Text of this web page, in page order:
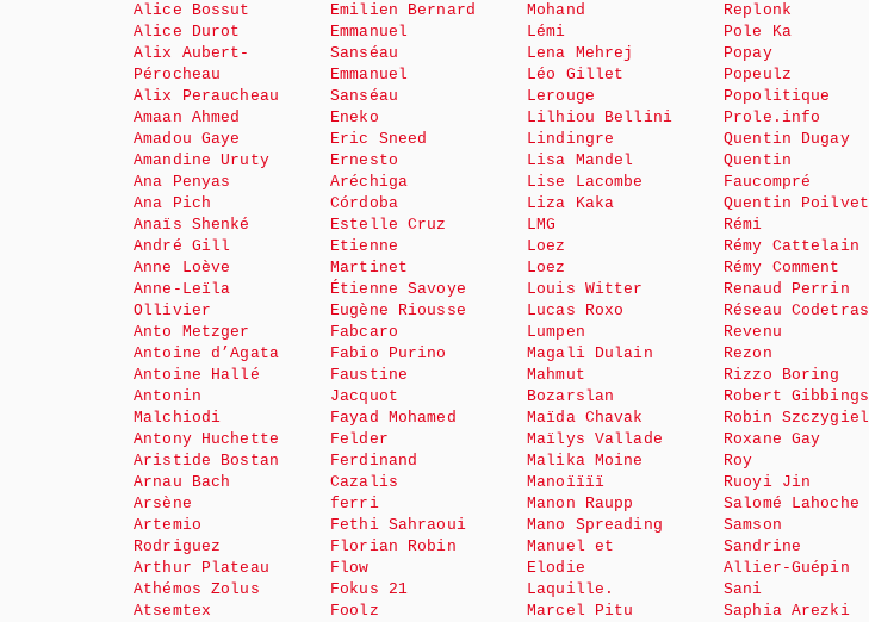
Alice Bossut
Alice Durot
Alix Aubert-
Pérocheau
Alix Peraucheau
Amaan Ahmed
Amadou Gaye
Amandine Uruty
Ana Penyas
Ana Pich
Anaïs Shenké
André Gill
Anne Loève
Anne-Leïla
Ollivier
Anto Metzger
Antoine d’Agata
Antoine Hallé
Antonin
Malchiodi
Antony Huchette
Aristide Bostan
Arnau Bach
Arsène
Artemio
Rodriguez
Arthur Plateau
Athémos Zolus
Atsemtex
Emilien Bernard
Emmanuel
Sanséau
Emmanuel
Sanséau
Eneko
Eric Sneed
Ernesto
Aréchiga
Córdoba
Estelle Cruz
Etienne
Martinet
Étienne Savoye
Eugène Riousse
Fabcaro
Fabio Purino
Faustine
Jacquot
Fayad Mohamed
Felder
Ferdinand
Cazalis
ferri
Fethi Sahraoui
Florian Robin
Flow
Fokus 21
Foolz
Mohand
Lémi
Lena Mehrej
Léo Gillet
Lerouge
Lilhiou Bellini
Lindingre
Lisa Mandel
Lise Lacombe
Liza Kaka
LMG
Loez
Loez
Louis Witter
Lucas Roxo
Lumpen
Magali Dulain
Mahmut
Bozarslan
Maïda Chavak
Maïlys Vallade
Malika Moine
Manoïïïï
Manon Raupp
Mano Spreading
Manuel et
Elodie
Laquille.
Marcel Pitu
Replonk
Pole Ka
Popay
Popeulz
Popolitique
Prole.info
Quentin Dugay
Quentin
Faucompré
Quentin Poilvet
Rémi
Rémy Cattelain
Rémy Comment
Renaud Perrin
Réseau Codetras
Revenu
Rezon
Rizzo Boring
Robert Gibbings
Robin Szczygiel
Roxane Gay
Roy
Ruoyi Jin
Salomé Lahoche
Samson
Sandrine
Allier-Guépin
Sani
Saphia Arezki